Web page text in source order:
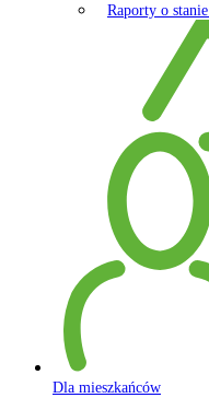
Raporty o
Dla mieszkańców